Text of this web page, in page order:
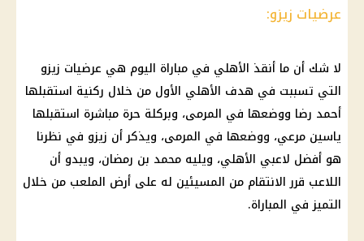
عرضيات زيزو:
لا شك أن ما أنقذ الأهلي في مباراة اليوم هي عرضيات زيزو
التي تسببت في هدف الأهلي الأول من خلال ركنية استقبلها
أحمد رضا ووضعها في المرمى، وبركلة حرة مباشرة استقبلها
ياسين مرعي، ووضعها في المرمى، ويذكر أن زيزو في نظرنا
هو أفضل لاعبي الأهلي، ويليه محمد بن رمضان، ويبدو أن
اللاعب قرر الانتقام من المسيئين له على أرض الملعب من خلال
التميز في المباراة.